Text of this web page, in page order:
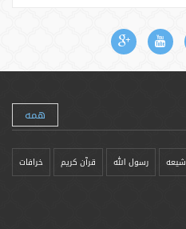
همه
شیعه رسول الله قرآن کریم خرافات